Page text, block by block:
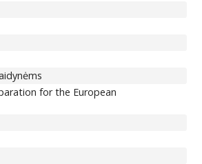
for the European